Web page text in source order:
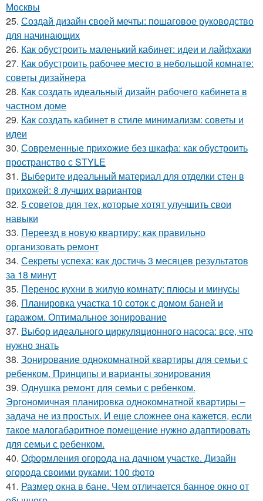
Москвы
25. Создай дизайн своей мечты: пошаговое руководство
для начинающих
26. Как обустроить маленький кабинет: идеи и лайфхаки
27. Как обустроить рабочее место в небольшой комнате:
советы дизайнера
28. Как создать идеальный дизайн рабочего кабинета в
частном доме
29. Как создать кабинет в стиле минимализм: советы и
идеи
30. Современные прихожие без шкафа: как обустроить
пространство с STYLE
31. Выберите идеальный материал для отделки стен в
прихожей: 8 лучших вариантов
32. 5 советов для тех, которые хотят улучшить свои
навыки
33. Переезд в новую квартиру: как правильно
организовать ремонт
34. Секреты успеха: как достичь 3 месяцев результатов
за 18 минут
35. Перенос кухни в жилую комнату: плюсы и минусы
36. Планировка участка 10 соток с домом баней и
гаражом. Оптимальное зонирование
37. Выбор идеального циркуляционного насоса: все, что
нужно знать
38. Зонирование однокомнатной квартиры для семьи с
ребенком. Принципы и варианты зонирования
39. Однушка ремонт для семьи с ребенком.
Эргономичная планировка однокомнатной квартиры –
задача не из простых. И еще сложнее она кажется, если
такое малогабаритное помещение нужно адаптировать
для семьи с ребенком.
40. Оформления огорода на дачном участке. Дизайн
огорода своими руками: 100 фото
41. Размер окна в бане. Чем отличается банное окно от